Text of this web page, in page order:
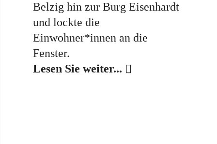
Belzig hin zur Burg Eisenhardt
und lockte die
Einwohner*innen an die
Fenster.
Lesen Sie weiter...